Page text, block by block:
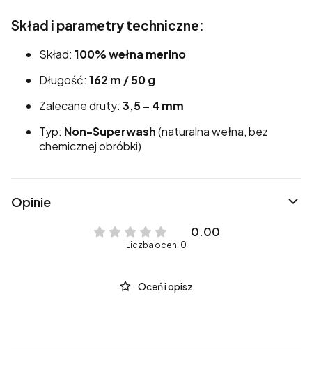
Skład i parametry techniczne:
Skład: 100% wełna merino
Długość: 162 m / 50 g
Zalecane druty: 3,5 – 4 mm
Typ: Non-Superwash(naturalna wełna, bez
chemicznej obróbki)
Opinie
0.00
Liczba ocen: 0
Oceń i opisz